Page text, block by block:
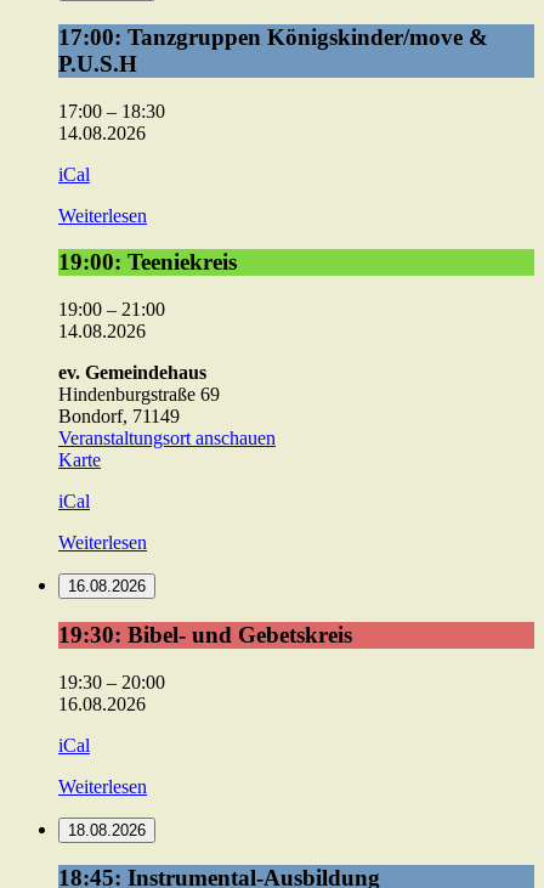
17:00:
Tanzgruppen
Königskinder/move
P.U.S.H
17:00: Tanzgruppen Königskinder/move &
P.U.S.H
17:00 – 18:30
14.08.2026
iCal
Weiterlesen
19:00:
Teeniekreis
19:00: Teeniekreis
19:00 – 21:00
14.08.2026
ev. Gemeindehaus
Hindenburgstraße 69
Bondorf, 71149
Veranstaltungsort anschauen
Karteev.
iCal
Weiterlesen
16.08.2026
19:30:
Bibel-
und
Gebetskreis
19:30: Bibel- und Gebetskreis
19:30 – 20:00
16.08.2026
iCal
Weiterlesen
18.08.2026
18:45:
18:45: Instrumental-Ausbildung